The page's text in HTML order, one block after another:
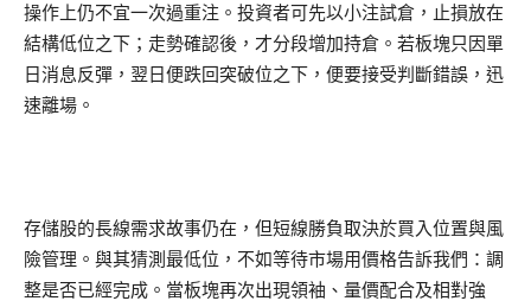
操作上仍不宜一次過重注。投資者可先以小注試倉，止損放在
結構低位之下；走勢確認後，才分段增加持倉。若板塊只因單
日消息反彈，翌日便跌回突破位之下，便要接受判斷錯誤，迅
速離場。
存儲股的長線需求故事仍在，但短線勝負取決於買入位置與風
險管理。與其猜測最低位，不如等待市場用價格告訴我們：調
整是否已經完成。當板塊再次出現領袖、量價配合及相對強